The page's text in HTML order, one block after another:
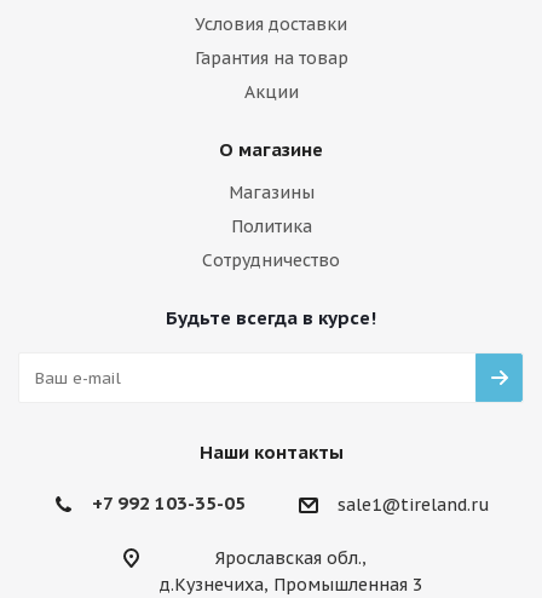
Условия доставки
Гарантия на товар
Акции
О магазине
Магазины
Политика
Сотрудничество
Будьте всегда в курсе!
Наши контакты
+7 992 103-35-05 sale1@tireland.ru
Ярославская обл.,
д.Кузнечиха, Промышленная 3